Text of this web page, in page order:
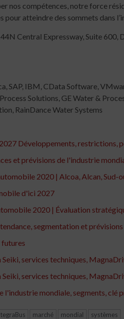
nos compétences, notre force
atteindre des sommets dans
Central Expressway, Suite 600,
IBM, CData Software,
Solutions, GE Water &
RainDance Water Systems
Développements, restrictions,
et prévisions de l'industrie
2020 | Alcoa, Alcan, Sud-
d'ici 2027
2020 | Évaluation
segmentation et
futures
services techniques,
services techniques,
mondiale, segments, clé
marché mondial systèmes